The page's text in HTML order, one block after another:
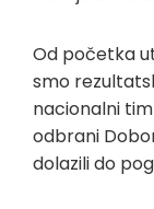
Od početka
smo
nacionalni
odbrani
dolazili do